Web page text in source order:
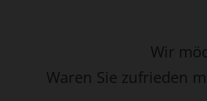
Wir
Waren Sie zufrieden